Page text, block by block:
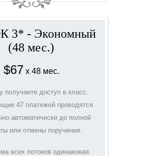
3* - Экономный
(48 мес.)
$67 x 48 мес.
получаете доступ в класс.
47 платежей проводятся
автоматически до полной
или отмены поручения.
всех потоков одинаковая.